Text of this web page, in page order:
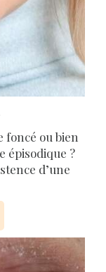
foncé ou bien
épisodique ?
d’une